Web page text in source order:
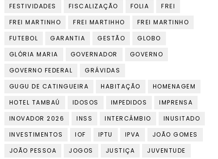
FESTIVIDADES
FISCALIZAÇÃO FOLIA
FREI
FREI MARTINHO
FREI MARTIHHO
FREI MARTINHO
FUTEBOL
GARANTIA GESTÃO
GLOBO
GLÓRIA MARIA
GOVERNADOR
GOVERNO
GOVERNO FEDERAL
GRÁVIDAS
GUGU DE CATINGUEIRA
HABITAÇÃO
HOMENAGEM
HOTEL TAMBAÚ
IDOSOS IMPEDIDOS
IMPRENSA
INOVADOR 2026
INSS INTERCÂMBIO
INUSITADO
INVESTIMENTOS
IOF IPTU IPVA
JOÃO GOMES
JOÃO PESSOA
JOGOS JUSTIÇA
JUVENTUDE